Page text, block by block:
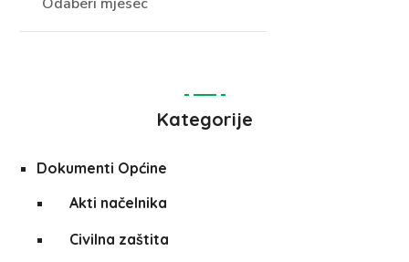
Kategorije
Dokumenti Općine
Akti načelnika
Civilna zaštita